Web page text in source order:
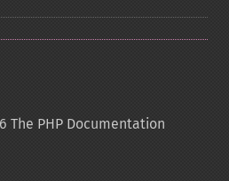
The PHP Documentation